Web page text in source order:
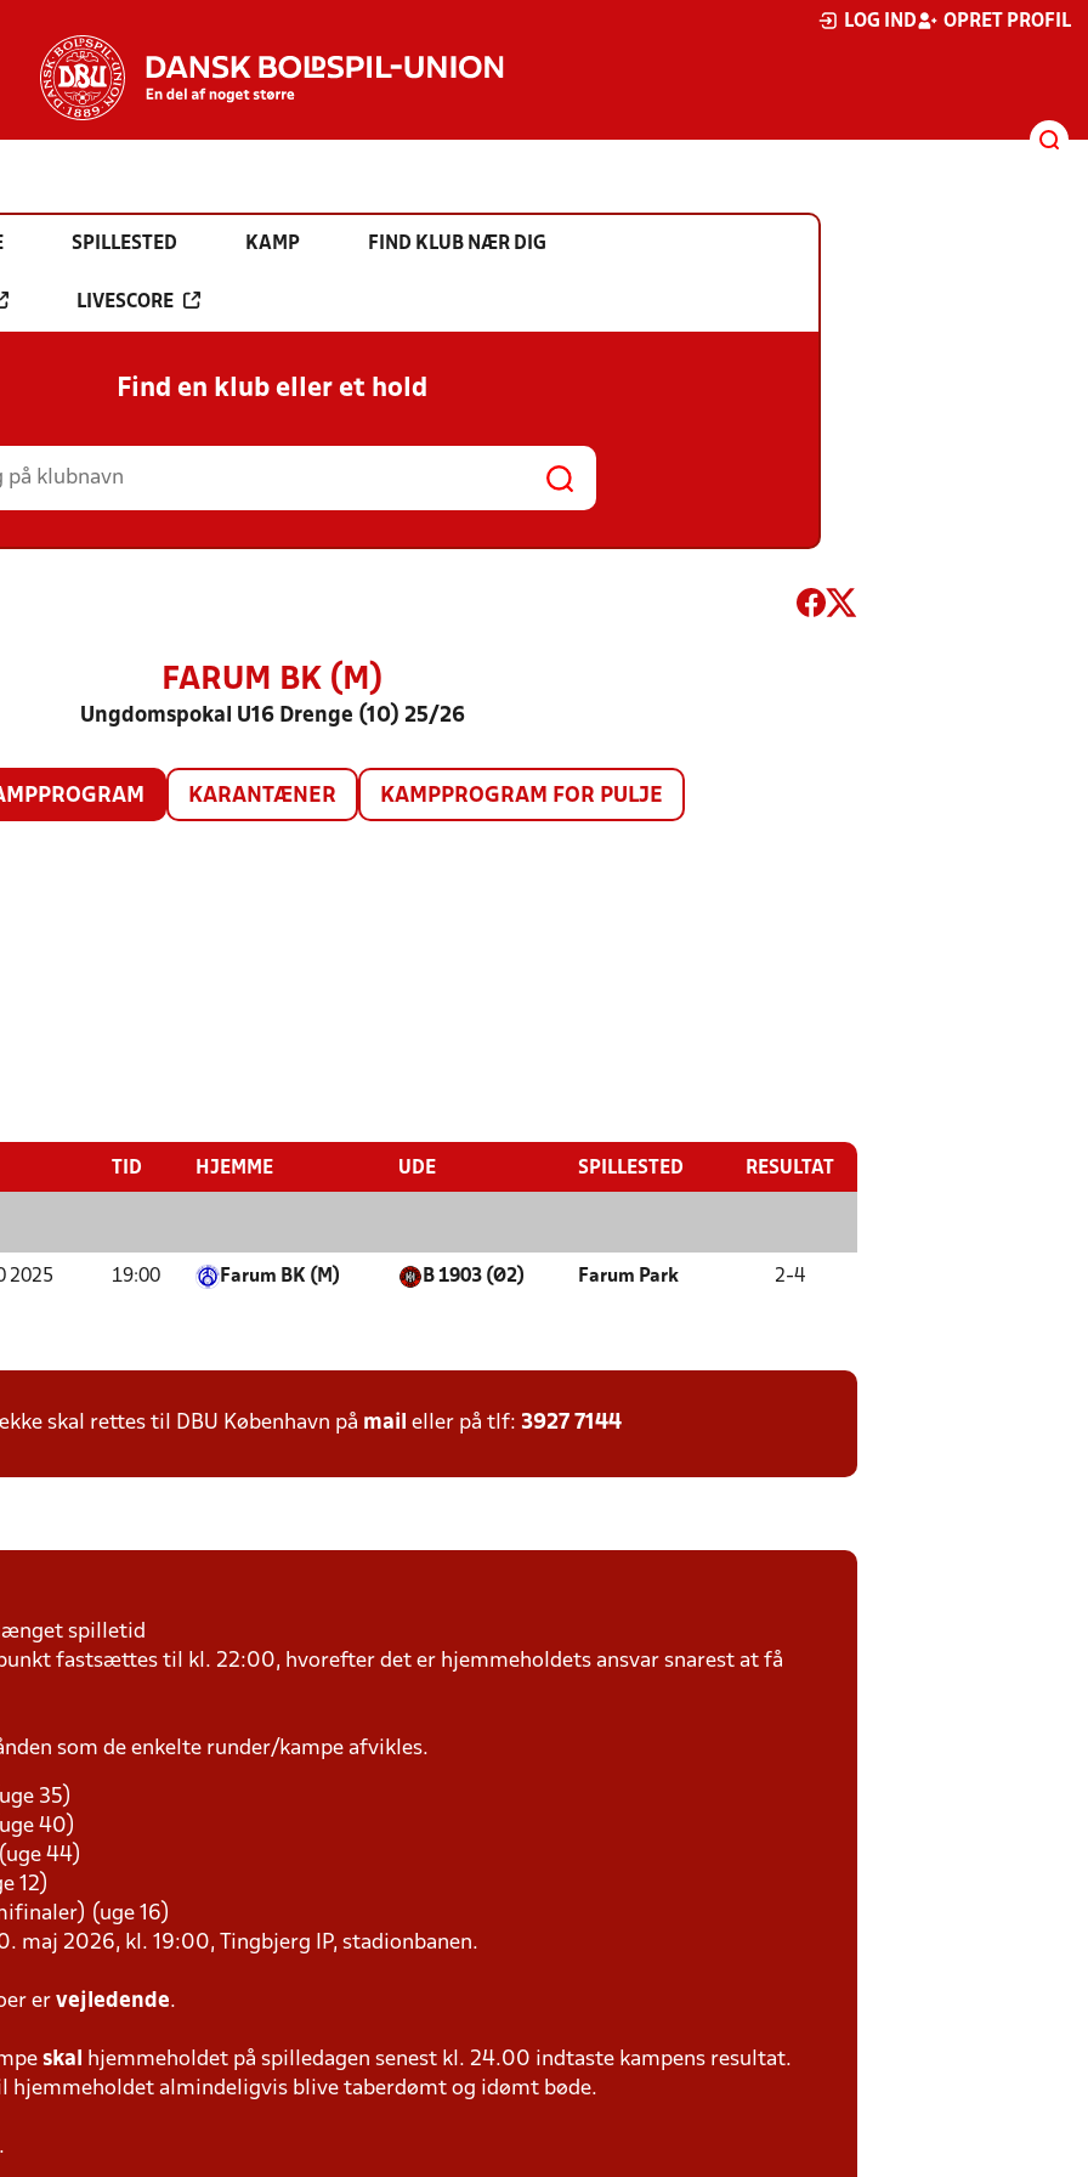
LOG IND OPRET PROFIL
SPILLESTED KAMP FIND KLUB NÆR DIG
LIVESCORE
Find en klub eller et hold
FARUM BK (M)
Ungdomspokal U16 Drenge (10) 25/26
KARANTÆNER KAMPPROGRAM FOR PULJE
TID HJEMME UDE SPILLESTED RESULTAT
2025 19:00 Farum BK (M) B 1903 (Ø2) Farum Park 2-4
skal rettes til DBU København på mail eller på tlf: 3927 7144
spilletid
fastsættes til kl. 22:00, hvorefter det er hjemmeholdets ansvar snarest at få
som de enkelte runder/kampe afvikles.
35)
40)
44)
12)
(uge 16)
maj 2026, kl. 19:00, Tingbjerg IP, stadionbanen.
er vejledende.
skal
hjemmeholdet på spilledagen senest kl. 24.00 indtaste kampens resultat.
hjemmeholdet almindeligvis blive taberdømt og idømt bøde.